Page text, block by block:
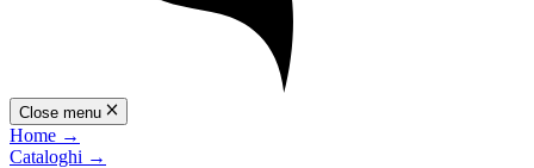
Close menu
Home →
Cataloghi →